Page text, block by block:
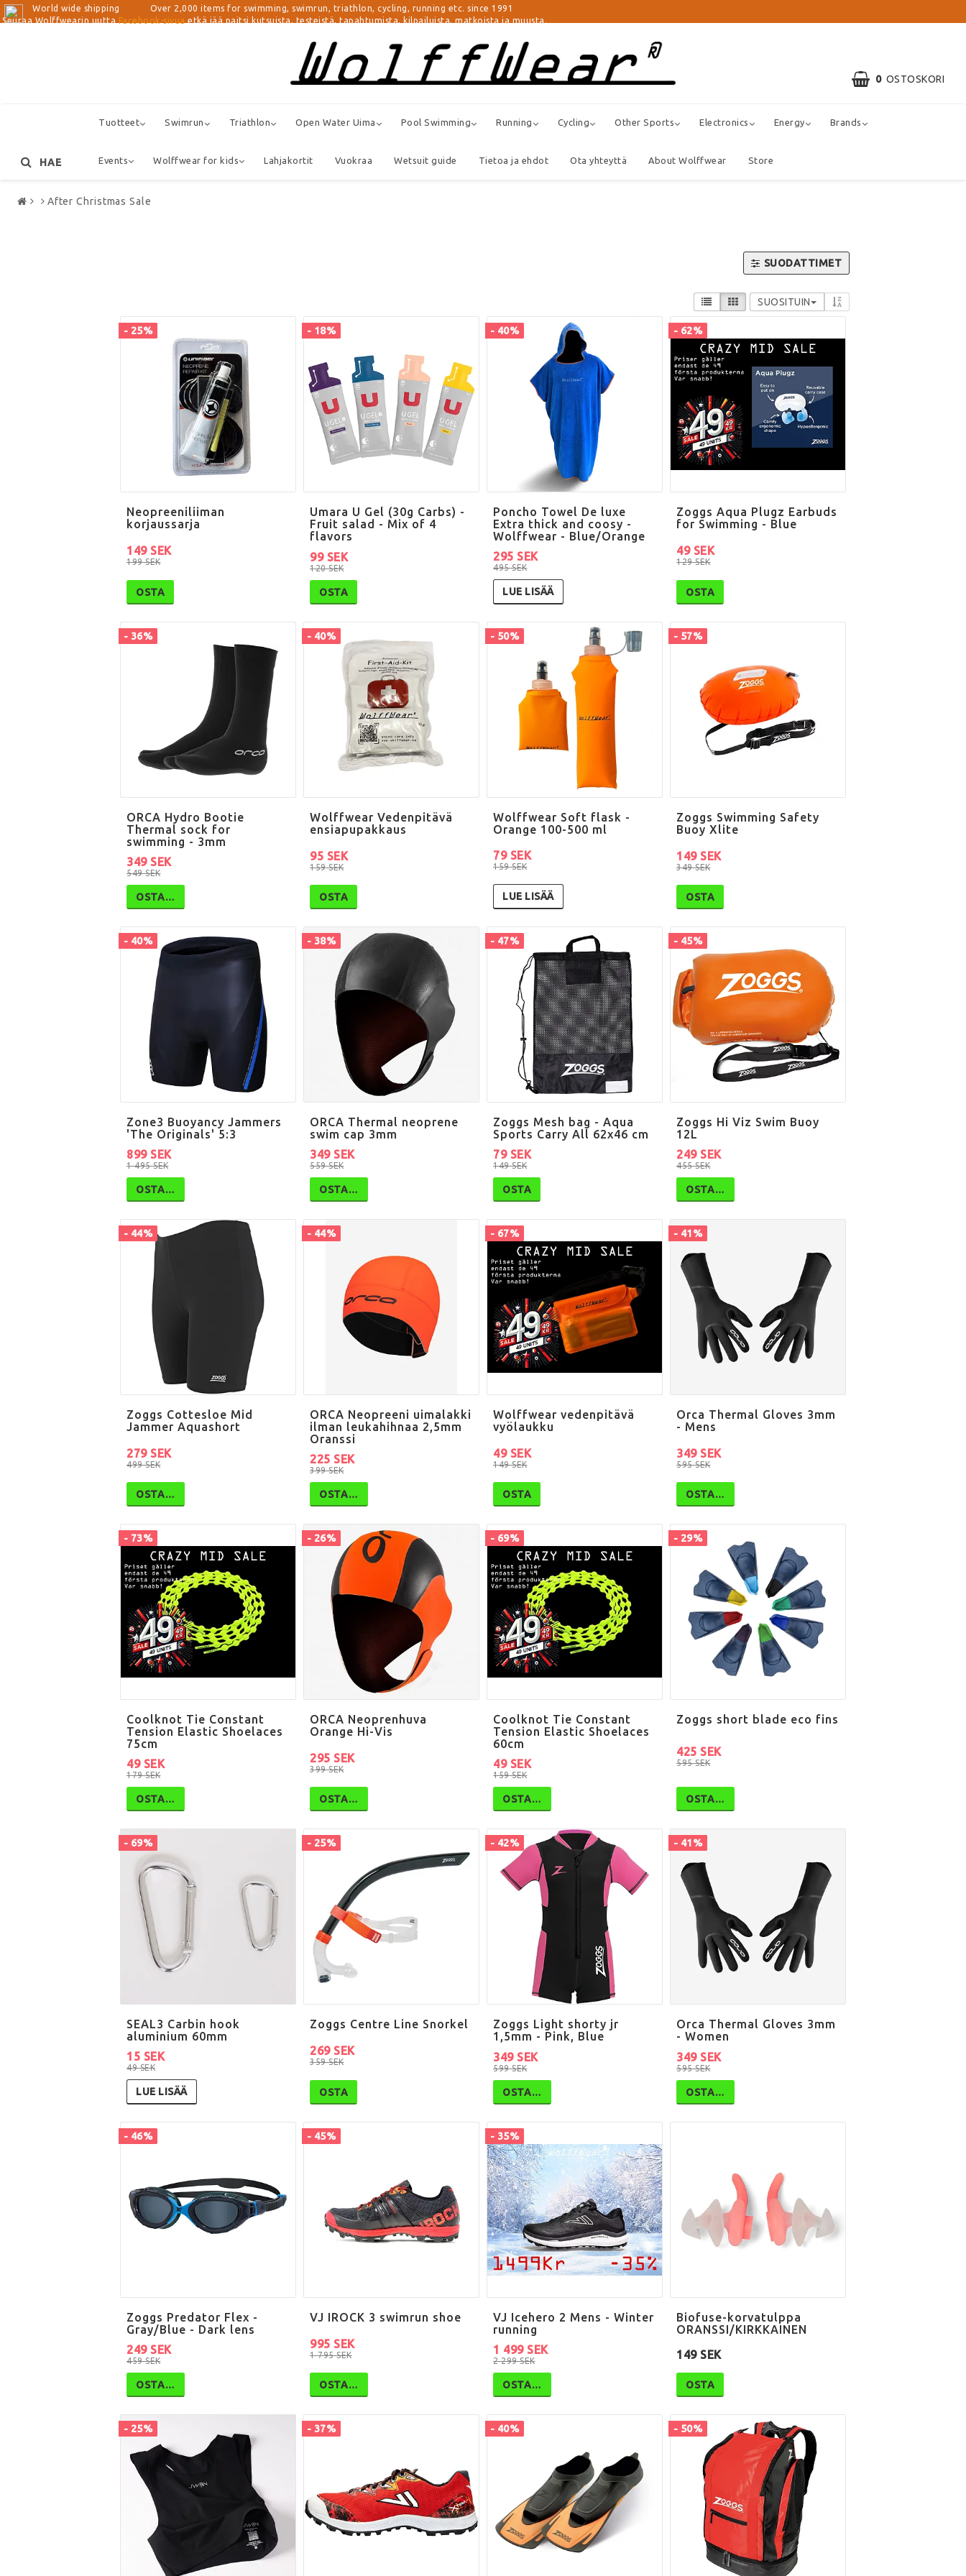
World wide shipping Over 2,000 items for swimming, swimrun, triathlon, cycling, running etc. since 1991
Seuraa Wolffwearin uutta Facebook-sivua etkä jää paitsi kutsuista, testeistä, tapahtumista, kilpailuista, matkoista ja muusta.
0 OSTOSKORI
Tuotteet Swimrun Triathlon Open Water Uima Pool Swimming Running Cycling Other Sports Electronics Energy Brands
Events Wolffwear for kids Lahjakortit Vuokraa Wetsuit guide Tietoa ja ehdot Ota yhteyttä About Wolffwear Store
HAE
After Christmas Sale
SUODATTIMET
SUOSITUIN
- 25%
Neopreeniliiman
korjaussarja
199 SEK
149 SEK
OSTA
- 18%
Umara U Gel (30g Carbs) -
Fruit salad - Mix of 4
flavors
120 SEK
99 SEK
OSTA
- 40%
Poncho Towel De luxe
Extra thick and coosy -
Wolffwear - Blue/Orange
495 SEK
295 SEK
LUE LISÄÄ
- 62%
Zoggs Aqua Plugz Earbuds
for Swimming - Blue
129 SEK
49 SEK
OSTA
- 36%
ORCA Hydro Bootie
Thermal sock for
swimming - 3mm
549 SEK
349 SEK
OSTA…
- 40%
Wolffwear Vedenpitävä
ensiapupakkaus
159 SEK
95 SEK
OSTA
- 50%
Wolffwear Soft flask -
Orange 100-500 ml
159 SEK
79 SEK
LUE LISÄÄ
- 57%
Zoggs Swimming Safety
Buoy Xlite
349 SEK
149 SEK
OSTA
- 40%
Zone3 Buoyancy Jammers
'The Originals' 5:3
1 495 SEK
899 SEK
OSTA…
- 38%
ORCA Thermal neoprene
swim cap 3mm
559 SEK
349 SEK
OSTA…
- 47%
Zoggs Mesh bag - Aqua
Sports Carry All 62x46 cm
149 SEK
79 SEK
OSTA
- 45%
Zoggs Hi Viz Swim Buoy
12L
455 SEK
249 SEK
OSTA…
- 44%
Zoggs Cottesloe Mid
Jammer Aquashort
499 SEK
279 SEK
OSTA…
- 44%
ORCA Neopreeni uimalakki
ilman leukahihnaa 2,5mm
Oranssi
399 SEK
225 SEK
OSTA…
- 67%
Wolffwear vedenpitävä
vyölaukku
149 SEK
49 SEK
OSTA
- 41%
Orca Thermal Gloves 3mm
- Mens
595 SEK
349 SEK
OSTA…
- 73%
Coolknot Tie Constant
Tension Elastic Shoelaces
75cm
179 SEK
49 SEK
OSTA…
- 26%
ORCA Neoprenhuva
Orange Hi-Vis
399 SEK
295 SEK
OSTA…
- 69%
Coolknot Tie Constant
Tension Elastic Shoelaces
60cm
159 SEK
49 SEK
OSTA…
- 29%
Zoggs short blade eco fins
595 SEK
425 SEK
OSTA…
- 69%
SEAL3 Carbin hook
aluminium 60mm
49 SEK
15 SEK
LUE LISÄÄ
- 25%
Zoggs Centre Line Snorkel
359 SEK
269 SEK
OSTA
- 42%
Zoggs Light shorty jr
1,5mm - Pink, Blue
599 SEK
349 SEK
OSTA…
- 41%
Orca Thermal Gloves 3mm
- Women
595 SEK
349 SEK
OSTA…
- 46%
Zoggs Predator Flex -
Gray/Blue - Dark lens
459 SEK
249 SEK
OSTA…
- 45%
VJ IROCK 3 swimrun shoe
1 795 SEK
995 SEK
OSTA…
- 35%
VJ Icehero 2 Mens - Winter
running
2 299 SEK
1 499 SEK
OSTA…
Biofuse-korvatulppa
ORANSSI/KIRKKAINEN
149 SEK
OSTA
- 25% - 37% - 40% - 50%